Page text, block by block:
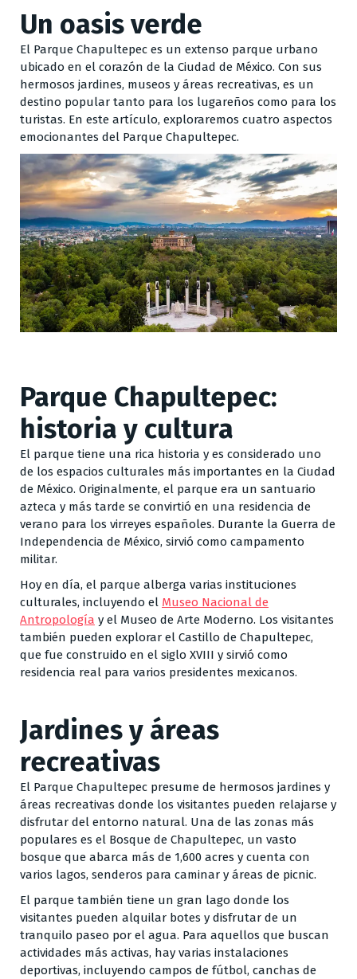
Un oasis verde
El Parque Chapultepec es un extenso parque urbano
ubicado en el corazón de la Ciudad de México. Con sus
hermosos jardines, museos y áreas recreativas, es un
destino popular tanto para los lugareños como para los
turistas. En este artículo, exploraremos cuatro aspectos
emocionantes del Parque Chapultepec.
Parque Chapultepec:
historia y cultura
El parque tiene una rica historia y es considerado uno
de los espacios culturales más importantes en la Ciudad
de México. Originalmente, el parque era un santuario
azteca y más tarde se convirtió en una residencia de
verano para los virreyes españoles. Durante la Guerra de
Independencia de México, sirvió como campamento
militar.
Hoy en día, el parque alberga varias instituciones
culturales, incluyendo el Museo Nacional de
Antropología y el Museo de Arte Moderno. Los visitantes
también pueden explorar el Castillo de Chapultepec,
que fue construido en el siglo XVIII y sirvió como
residencia real para varios presidentes mexicanos.
Jardines y áreas
recreativas
El Parque Chapultepec presume de hermosos jardines y
áreas recreativas donde los visitantes pueden relajarse y
disfrutar del entorno natural. Una de las zonas más
populares es el Bosque de Chapultepec, un vasto
bosque que abarca más de 1,600 acres y cuenta con
varios lagos, senderos para caminar y áreas de picnic.
El parque también tiene un gran lago donde los
visitantes pueden alquilar botes y disfrutar de un
tranquilo paseo por el agua. Para aquellos que buscan
actividades más activas, hay varias instalaciones
deportivas, incluyendo campos de fútbol, canchas de